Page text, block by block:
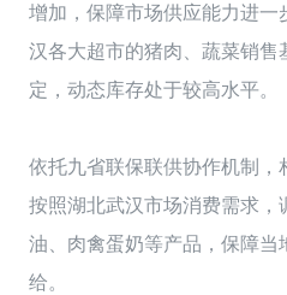
增加，保障市场供应能力进一
汉各大超市的猪肉、蔬菜销售
定，动态库存处于较高水平。
依托九省联保联供协作机制，
按照湖北武汉市场消费需求，
油、肉禽蛋奶等产品，保障当
给。